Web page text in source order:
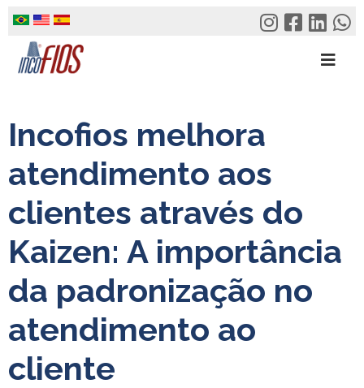
content
Incofios melhora
atendimento aos
clientes através do
Kaizen: A importância
da padronização no
atendimento ao
cliente